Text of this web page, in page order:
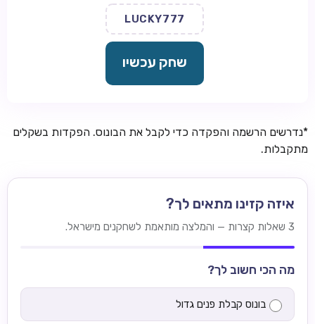
LUCKY777
שחק עכשיו
*נדרשים הרשמה והפקדה כדי לקבל את הבונוס. הפקדות בשקלים
מתקבלות.
איזה קזינו מתאים לך?
3 שאלות קצרות — והמלצה מותאמת לשחקנים מישראל.
מה הכי חשוב לך?
בונוס קבלת פנים גדול